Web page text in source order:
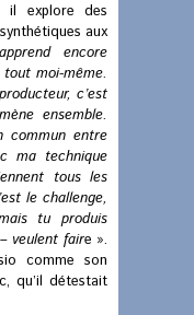
il explore des
aux
encore
moi-même.
c’est
ensemble.
commun entre
ma technique
tous les
le challenge,
tu produis
veulent faire ».
comme son
qu’il détestait